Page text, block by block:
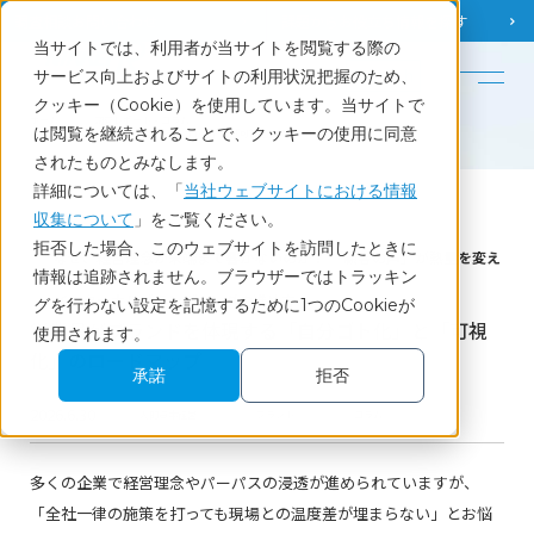
当サイトでは、利用者が当サイトを閲覧する際の
サービス向上およびサイトの利用状況把握のため、
クッキー（Cookie）を使用しています。当サイトで
は閲覧を継続されることで、クッキーの使用に同意
されたものとみなします。
詳細については、「当社ウェブサイトにおける情報
収集について 」をご覧ください。
拒否した場合、このウェブサイトを訪問したときに
情報は追跡されません。ブラウザーではトラッキン
グを行わない設定を記憶するために1つのCookieが
使用されます。
承諾
拒否
お役立ち情報を探す
English
従業員がブランドを体現する「自分ゴト化」と「可視化」のロードマップ
Report
なぜ、経営理念が末端まで響かないのか？ 「顧客の声」が熱量を変え
る
インターナルブランディングの進め方
従業員がブランドを体現する「自分ゴト化」と「可視
化」のロードマップ
多くの企業で経営理念やパーパスの浸透が進められていますが、
「全社一律の施策を打っても現場との温度差が埋まらない」とお悩